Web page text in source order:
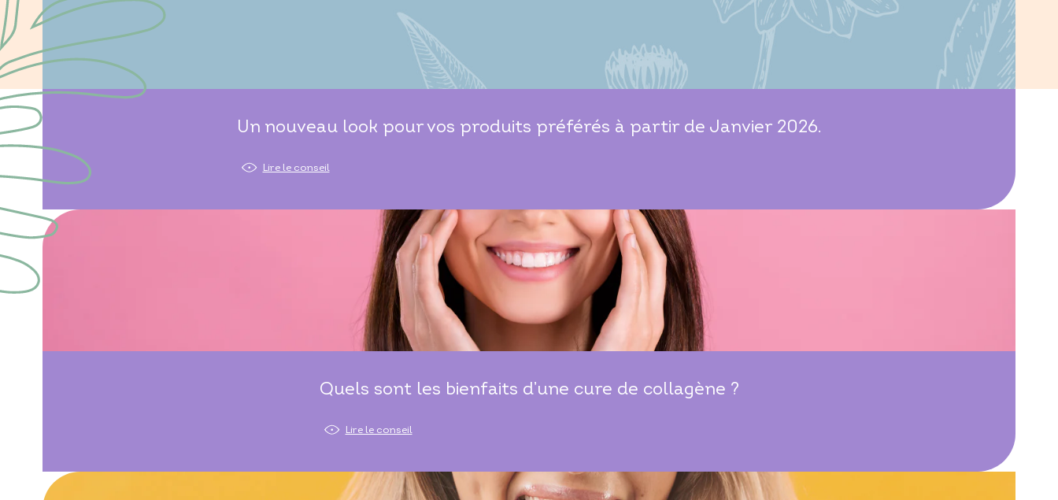
Un nouveau look pour vos produits préférés à partir de Janvier 2026.
Lire le conseil
Quels sont les bienfaits d’une cure de collagène ?
Lire le conseil